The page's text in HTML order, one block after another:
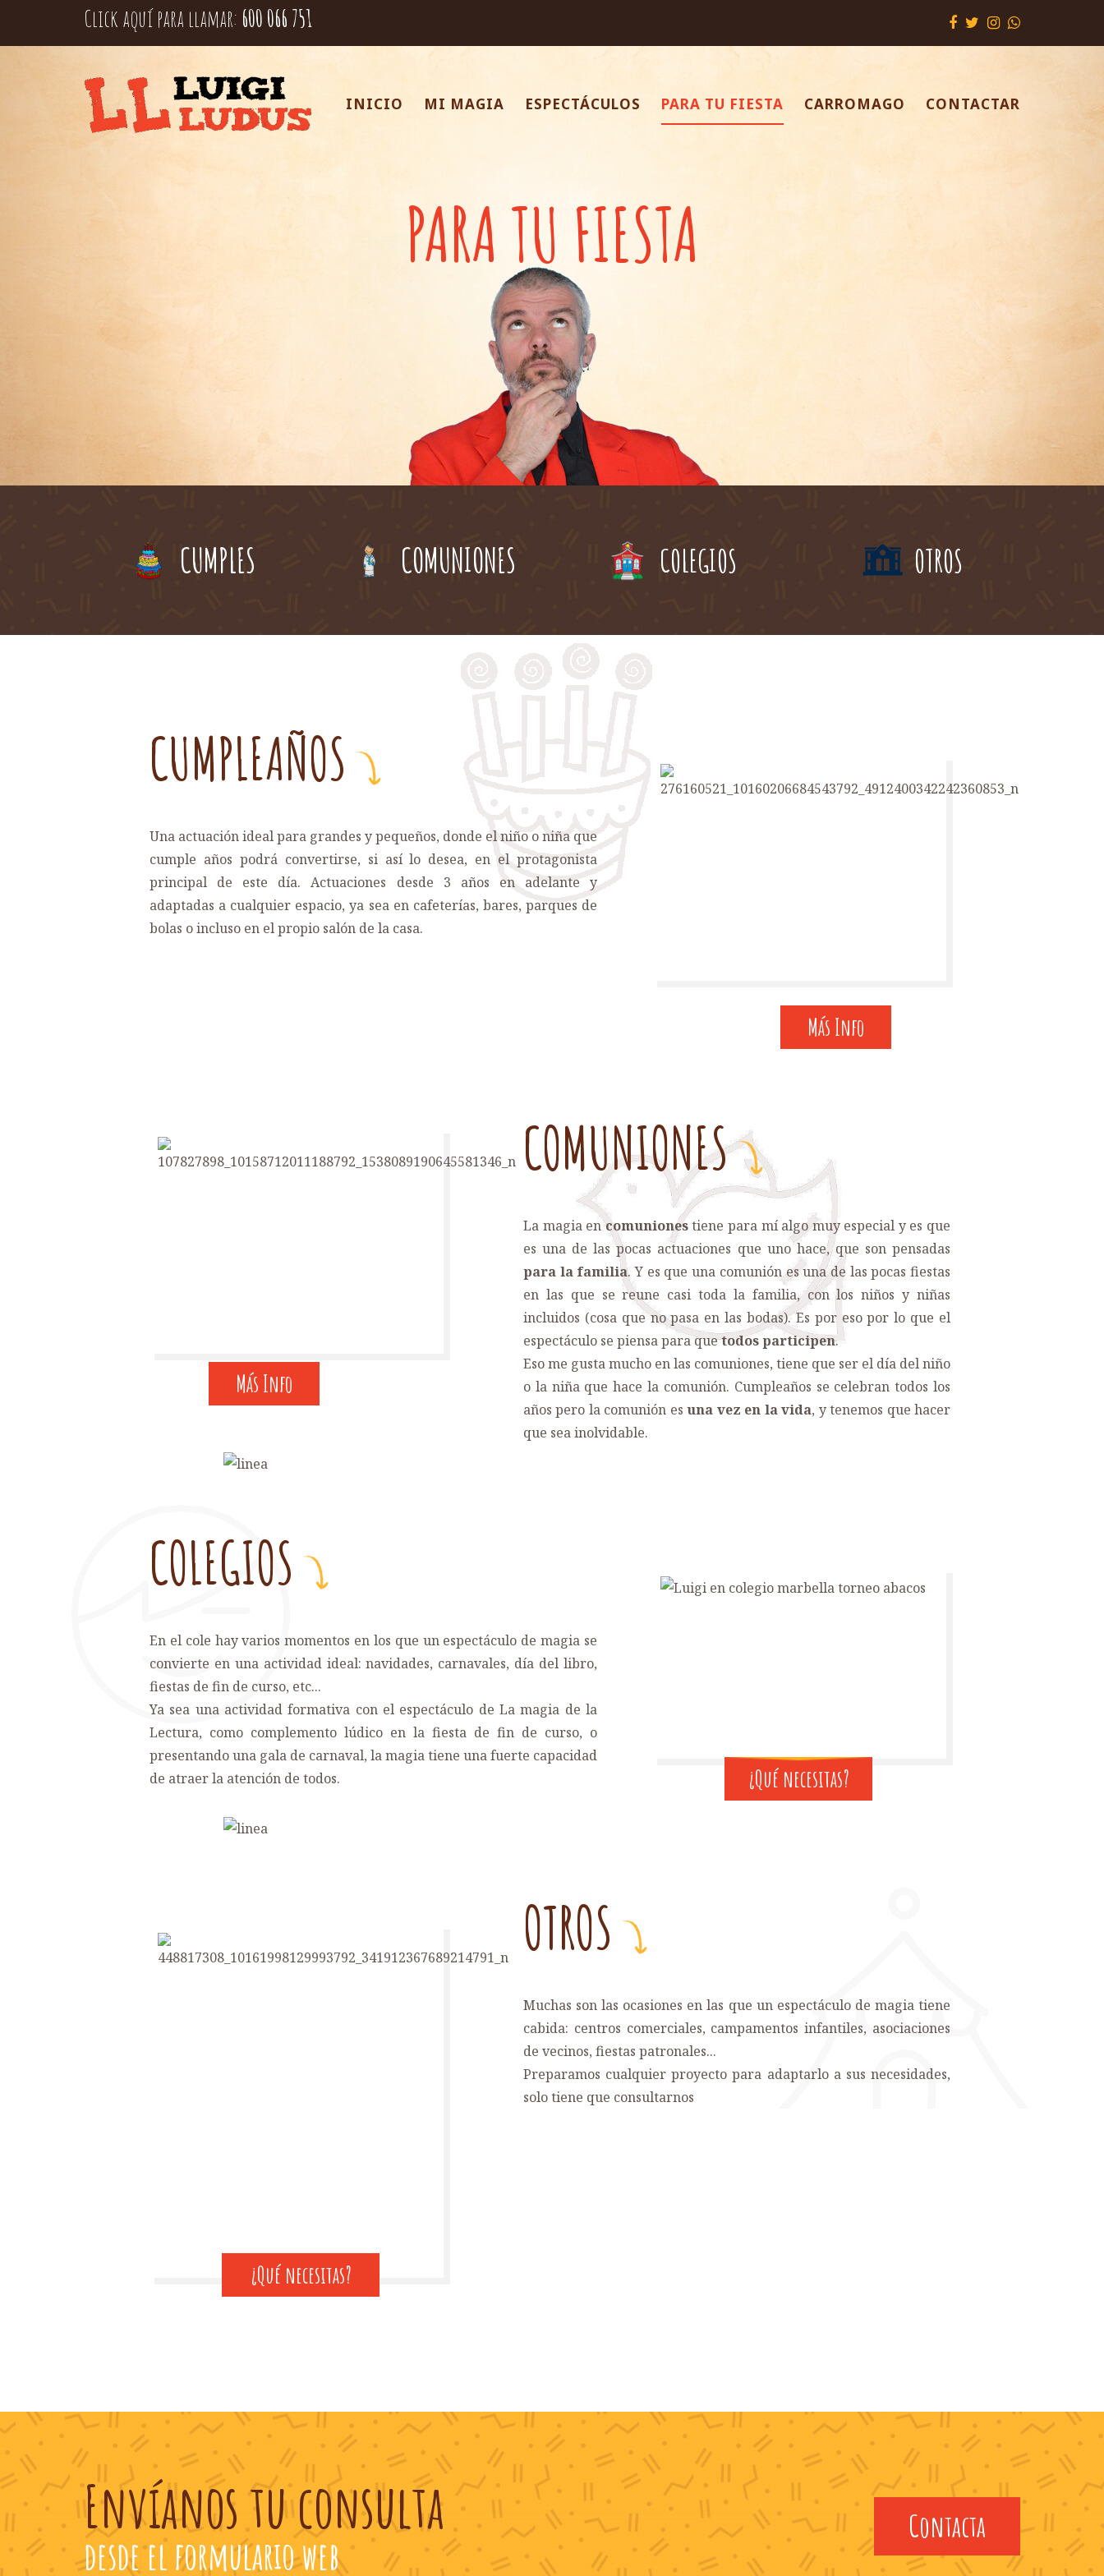
Click aquí para llamar: 600 066 751
INICIO MI MAGIA ESPECTÁCULOS PARA TU FIESTA CARROMAGO CONTACTAR
PARA TU FIESTA
CUMPLES COMUNIONES COLEGIOS OTROS
CUMPLEAÑOS
Una actuación ideal para grandes y pequeños, donde el niño o niña que
cumple años podrá convertirse, si así lo desea, en el protagonista
principal de este día. Actuaciones desde 3 años en adelante y
adaptadas a cualquier espacio, ya sea en cafeterías, bares, parques de
bolas o incluso en el propio salón de la casa.
Más Info
Más Info
COMUNIONES
La magia encomunionestiene para mí algo muy especial y es que
es una de las pocas actuaciones que uno hace, que son pensadas
para la familia. Y es que una comunión es una de las pocas fiestas
en las que se reune casi toda la familia, con los niños y niñas
incluidos (cosa que no pasa en las bodas). Es por eso por lo que el
espectáculo se piensa para quetodos participen.
Eso me gusta mucho en las comuniones, tiene que ser el día del niño
o la niña que hace la comunión. Cumpleaños se celebran todos los
años pero la comunión es una vez en la vida, y tenemos que hacer
que sea inolvidable.
COLEGIOS
En el cole hay varios momentos en los que un espectáculo de magia se
convierte en una actividad ideal: navidades, carnavales, día del libro,
fiestas de fin de curso, etc...
Ya sea una actividad formativa con el espectáculo de La magia de la
Lectura, como complemento lúdico en la fiesta de fin de curso, o
presentando una gala de carnaval, la magia tiene una fuerte capacidad
de atraer la atención de todos.
¿Qué necesitas?
OTROS
Muchas son las ocasiones en las que un espectáculo de magia tiene
cabida: centros comerciales, campamentos infantiles, asociaciones
de vecinos, fiestas patronales...
Preparamos cualquier proyecto para adaptarlo a sus necesidades,
solo tiene que consultarnos
¿Qué necesitas?
Envíanos tu consulta
desde el formulario web
Contacta